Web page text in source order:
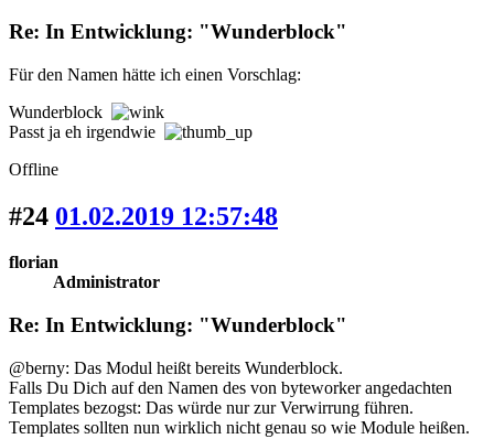
Re: In Entwicklung: "Wunderblock"
Für den Namen hätte ich einen Vorschlag:
Wunderblock
Passt ja eh irgendwie
Offline
#24 01.02.2019 12:57:48
florian
Administrator
Re: In Entwicklung: "Wunderblock"
@berny: Das Modul heißt bereits Wunderblock.
Falls Du Dich auf den Namen des von byteworker angedachten
Templates bezogst: Das würde nur zur Verwirrung führen.
Templates sollten nun wirklich nicht genau so wie Module heißen.